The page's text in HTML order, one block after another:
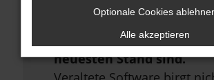
Stelle sicher, dass dein
und dein Betriebssystem
neuesten Stand sind.
Optionale Cookies
Alle akzeptieren